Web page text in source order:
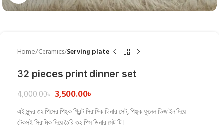
Home Ceramics Serving plate
32 pieces print dinner set
4,000.00৳ 3,500.00৳
এই সুন্দর ৩২ পিসের পিঙ্ক প্রিন্ট সিরামিক ডিনার সেট, পিঙ্ক ফুলেল ডিজাইন দিয়ে
টেকসই সিরামিক দিয়ে তৈরি ৩২ পিস ডিনার সেট টি।